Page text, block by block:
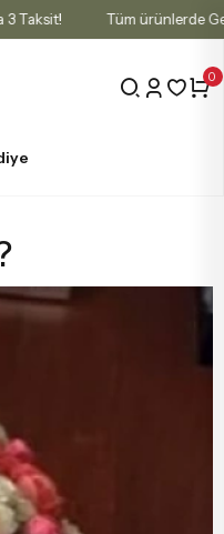
Fiyatına 3 Taksit! Tüm
0